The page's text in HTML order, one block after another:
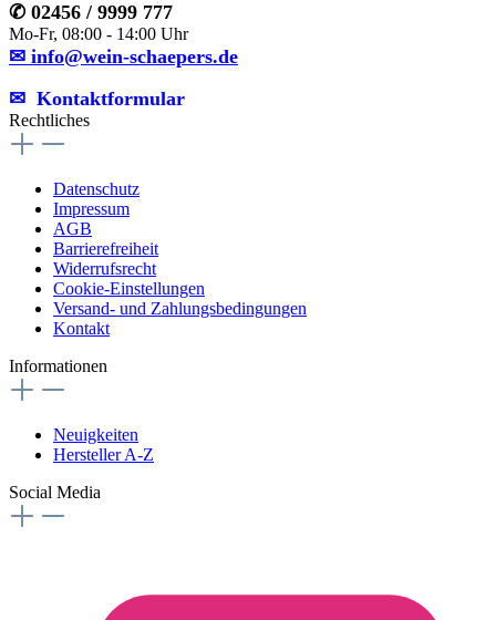
✆ 02456 / 9999 777
Mo-Fr, 08:00 - 14:00 Uhr
✉ info@wein-schaepers.de
✉︎ Kontaktformular
Rechtliches
Datenschutz
Impressum
AGB
Barrierefreiheit
Widerrufsrecht
Cookie-Einstellungen
Versand- und Zahlungsbedingungen
Kontakt
Informationen
Neuigkeiten
Hersteller A-Z
Social Media